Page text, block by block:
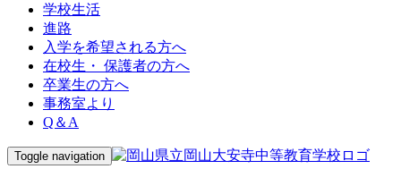
学校生活
進路
入学を希望される方へ
在校生・ 保護者の方へ
卒業生の方へ
事務室より
Q＆A
Toggle navigation